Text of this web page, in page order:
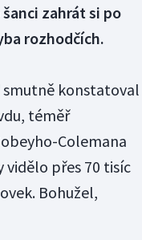
zahrát si po
rozhodčích.
smutně konstatoval
téměř
Colemana
vidělo přes 70 tisíc
Bohužel,